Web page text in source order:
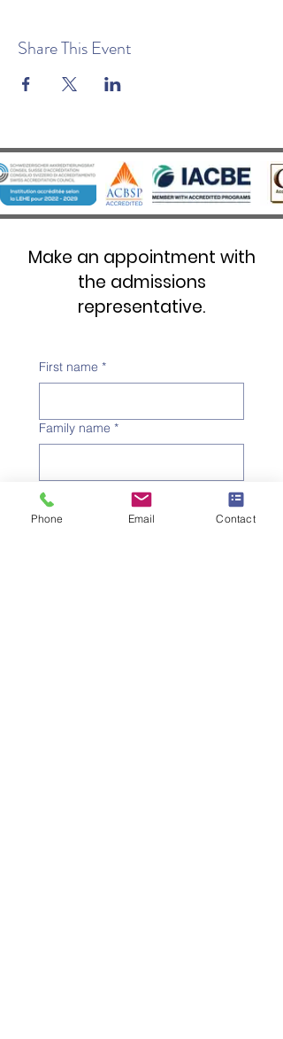
Share This Event
Make an appointment with
the admissions
representative.
First name *
Family name *
Telephone number *
Phone Email Contact